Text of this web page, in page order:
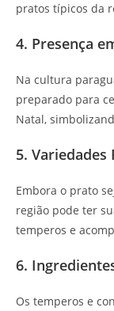
pratos típicos da
4. Presença
Na cultura
preparado para
Natal,
5. Variedades
Embora o prato
região pode ter
temperos e
6.
Os temperos e